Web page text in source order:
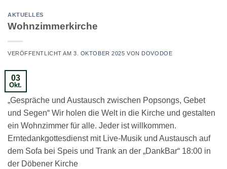
AKTUELLES
Wohnzimmerkirche
VERÖFFENTLICHT AM3. OKTOBER 2025 VON DOVODOE
03
Okt.
„Gespräche und Austausch zwischen Popsongs, Gebet
und Segen“ Wir holen die Welt in die Kirche und gestalten
ein Wohnzimmer für alle. Jeder ist willkommen.
Erntedankgottesdienst mit Live-Musik und Austausch auf
dem Sofa bei Speis und Trank an der „DankBar“ 18:00 in
der Döbener Kirche